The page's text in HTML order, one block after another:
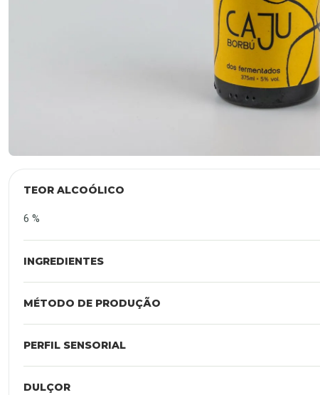
TEOR ALCOÓLICO
6 %
INGREDIENTES
MÉTODO DE PRODUÇÃO
PERFIL SENSORIAL
DULÇOR